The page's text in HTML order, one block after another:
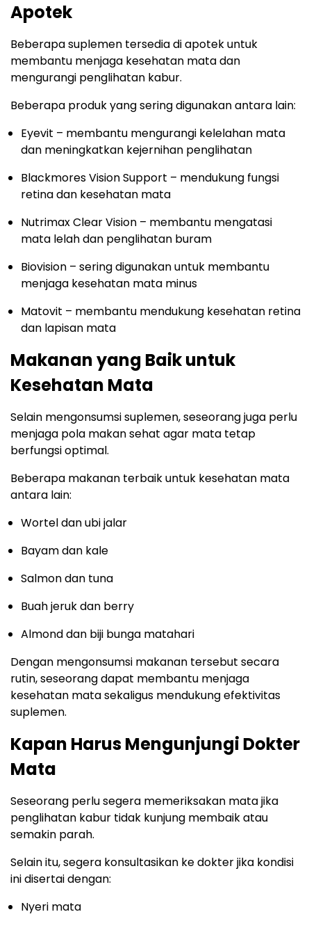
Apotek
Beberapa suplemen tersedia di apotek untuk
membantu menjaga kesehatan mata dan
mengurangi penglihatan kabur.
Beberapa produk yang sering digunakan antara lain:
Eyevit – membantu mengurangi kelelahan mata
dan meningkatkan kejernihan penglihatan
Blackmores Vision Support – mendukung fungsi
retina dan kesehatan mata
Nutrimax Clear Vision – membantu mengatasi
mata lelah dan penglihatan buram
Biovision – sering digunakan untuk membantu
menjaga kesehatan mata minus
Matovit – membantu mendukung kesehatan retina
dan lapisan mata
Makanan yang Baik untuk
Kesehatan Mata
Selain mengonsumsi suplemen, seseorang juga perlu
menjaga pola makan sehat agar mata tetap
berfungsi optimal.
Beberapa makanan terbaik untuk kesehatan mata
antara lain:
Wortel dan ubi jalar
Bayam dan kale
Salmon dan tuna
Buah jeruk dan berry
Almond dan biji bunga matahari
Dengan mengonsumsi makanan tersebut secara
rutin, seseorang dapat membantu menjaga
kesehatan mata sekaligus mendukung efektivitas
suplemen.
Kapan Harus Mengunjungi Dokter
Mata
Seseorang perlu segera memeriksakan mata jika
penglihatan kabur tidak kunjung membaik atau
semakin parah.
Selain itu, segera konsultasikan ke dokter jika kondisi
ini disertai dengan:
Nyeri mata